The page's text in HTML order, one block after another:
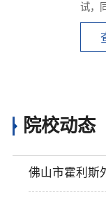
试，
持。
院校动态
佛山市霍利斯